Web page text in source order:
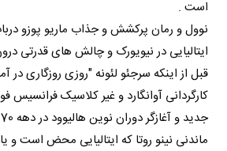
است .
نوول و رمان پرکشش و جذاب ماریو پوزو
ایتالیایی در نیویورک و چالش های قدرتی
قبل از اینکه سرجئو لئونه "روزی روزگاری در
کارگردانی آوانگارد و غیر کلاسیک فرانسیس
ماندنی نینو روتا که ایتالیایی محض است و